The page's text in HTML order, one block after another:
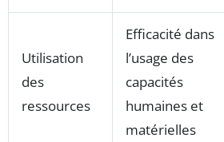
Utilisation
des
ressources
Efficacité dans
l’usage des
capacités
humaines et
matérielles